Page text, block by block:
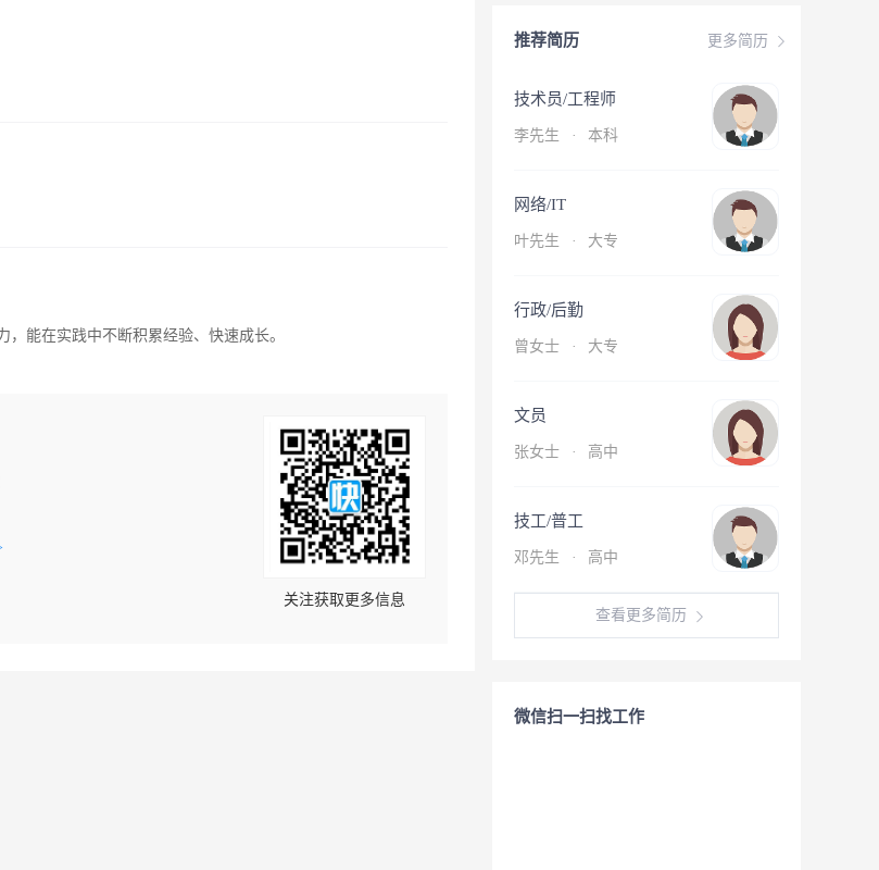
能在实践中不断积累经验、快速成长。
关注获取更多信息
更多简历
推荐简历
技术员/工程师
李先生 · 本科
网络/IT
叶先生 · 大专
行政/后勤
曾女士 · 大专
文员
张女士 · 高中
技工/普工
邓先生 · 高中
查看更多简历
微信扫一扫找工作